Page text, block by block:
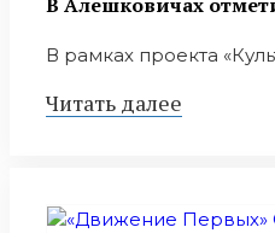
В рамках проекта
Читать далее